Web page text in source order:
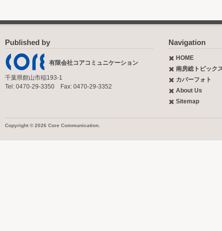
Published by
有限会社コアコミュニケーション
千葉県館山市稲193-1
Tel: 0470-29-3350 Fax: 0470-29-3352
Navigation
HOME
南房総トピック
カバーフォト
About Us
Sitemap
Copyright © 2026 Core Communication.